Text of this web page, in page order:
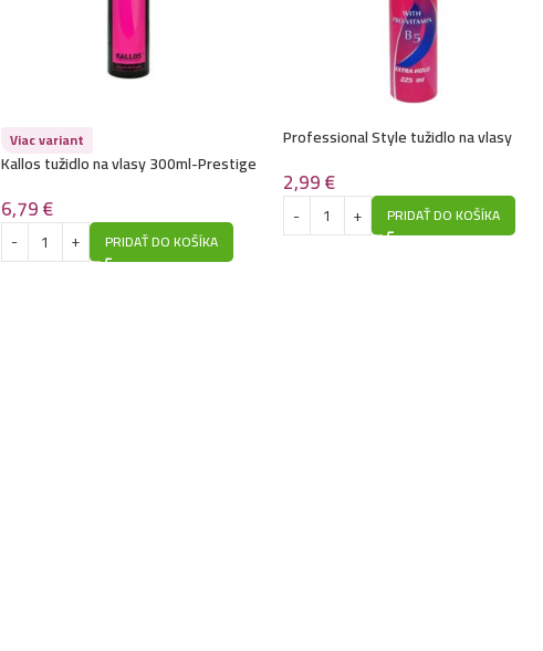
Viac variant
Kallos tužidlo na vlasy 300ml-Prestige
6,79€
PRIDAŤ DO KOŠÍKA
Professional Style tužidlo na vlasy
2,99€
PRIDAŤ DO KOŠÍKA